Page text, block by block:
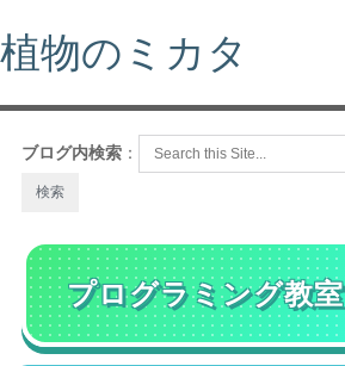
植物のミカタ
ブログ内検索 ：
プログラミング教室